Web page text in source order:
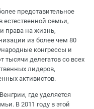
представительное
естественной семьи,
права на жизнь,
из более чем 80
конгрессы и
делегатов со всех
лидеров,
активистов.
где уделяется
В 2011 году в этой